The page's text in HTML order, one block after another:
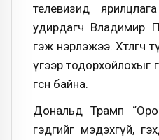
телевизид
удирдагч Владимир
гэж нэрлэжээ. Хөтлөгч
үгээр тодорхойлохыг
өгсөн байна.
Дональд Трамп
гэдгийг мэдэхгүй,